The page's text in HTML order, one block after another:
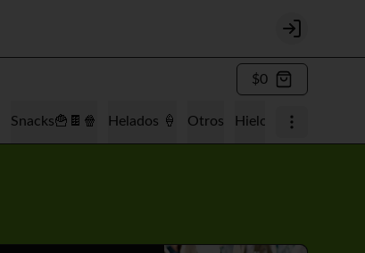
Login
$0
Snacks🍟🍫🍿 Helados 🍦 Otros Hielo 🧊